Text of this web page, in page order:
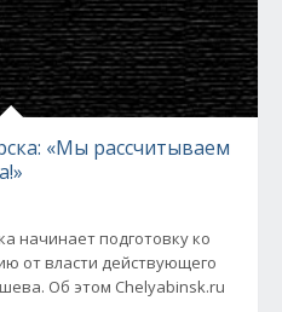
«Мы рассчитываем
начинает подготовку ко
от власти действующего
Об этом Chelyabinsk.ru